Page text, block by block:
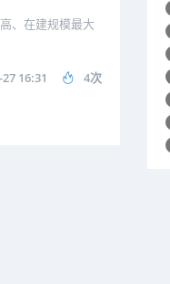
、在建规模最大
16:31 4次